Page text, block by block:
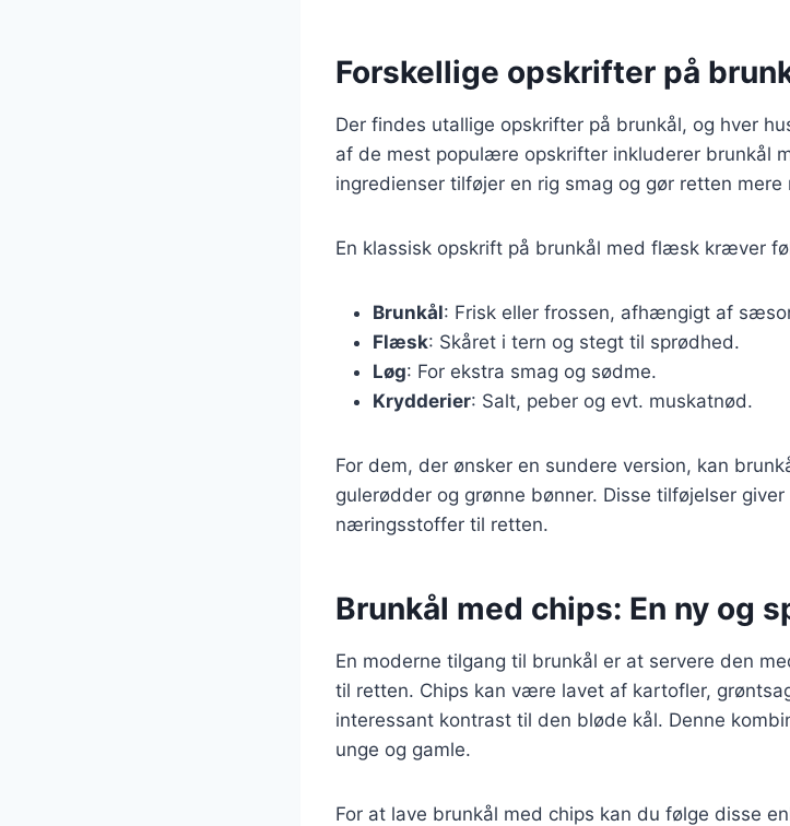
Forskellige opskrifter på
Der findes utallige opskrifter på brunkål, og hver
af de mest populære opskrifter inkluderer brunkål
ingredienser tilføjer en rig smag og gør retten
En klassisk opskrift på brunkål med flæsk kræver
Brunkål: Frisk eller frossen, afhængigt af
Flæsk: Skåret i tern og stegt til sprødhed.
Løg: For ekstra smag og sødme.
Krydderier: Salt, peber og evt. muskatnød.
For dem, der ønsker en sundere version, kan
gulerødder og grønne bønner. Disse tilføjelser
næringsstoffer til retten.
Brunkål med chips: En ny og
En moderne tilgang til brunkål er at servere den
til retten. Chips kan være lavet af kartofler,
interessant kontrast til den bløde kål. Denne
unge og gamle.
For at lave brunkål med chips kan du følge disse